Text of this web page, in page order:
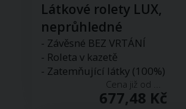
Látkové rolety LUX,
neprůhledné
- Závěsné BEZ VRTÁNÍ
- Roleta v kazetě
- Zatemňující látky (100%)
Cena již od ...
677,48 Kč